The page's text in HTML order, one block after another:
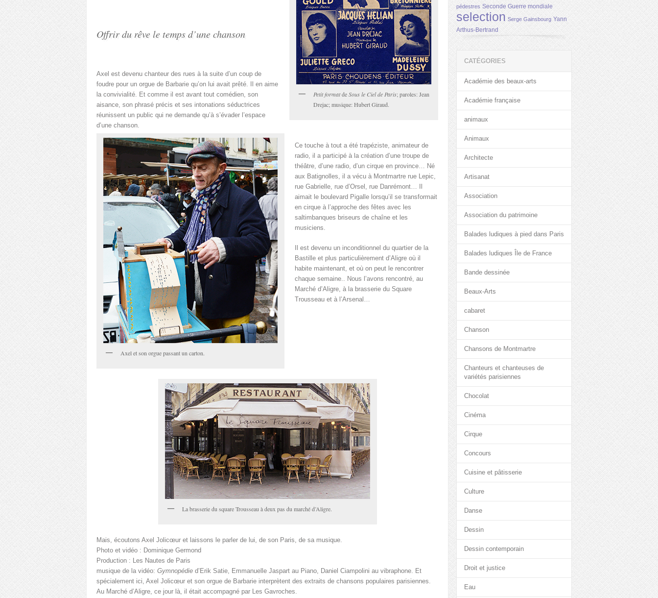
Petit formatdeSous le Ciel de Paris; paroles: Jean
Drejac; musique: Hubert Giraud.
Offrir du rêve le temps d’une chanson
Axel et son orgue passant un carton.
Axel est devenu chanteur des rues à la suite d’un coup de
foudre pour un orgue de Barbarie qu’on lui avait prêté. Il en aime
la convivialité. Et comme il est avant tout comédien, son
aisance, son phrasé précis et ses intonations séductrices
réunissent un public qui ne demande qu’à s’évader l’espace
d’une chanson.
Ce touche à tout a été trapéziste, animateur de
radio, il a participé à la création d’une troupe de
théâtre, d’une radio, d’un cirque en province… Né
aux Batignolles, il a vécu à Montmartre rue Lepic,
rue Gabrielle, rue d’Orsel, rue Danrémont… Il
aimait le boulevard Pigalle lorsqu’il se transformait
en cirque à l’approche des fêtes avec les
saltimbanques briseurs de chaîne et les
musiciens.
Il est devenu un inconditionnel du quartier de la
Bastille et plus particulièrement d’Aligre où il
habite maintenant, et où on peut le rencontrer
chaque semaine.. Nous l’avons rencontré, au
Marché d’Aligre, à la brasserie du Square
Trousseau et à l’Arsenal…
La brasserie du square Trousseau à deux pas du marché d’Aligre.
Mais, écoutons Axel Jolicœur et laissons le parler de lui, de son Paris, de sa musique.
Photo et vidéo : Dominique Germond
Production : Les Nautes de Paris
musique de la vidéo: Gymnopédie d’Erik Satie, Emmanuelle Jaspart au Piano, Daniel Ciampolini au vibraphone. Et
spécialement ici, Axel Jolicœur et son orgue de Barbarie interprètent des extraits de chansons populaires parisiennes.
Au Marché d’Aligre, ce jour là, il était accompagné par Les Gavroches.
pédestres Seconde Guerre mondiale
selection Serge Gainsbourg Yann
Arthus-Bertrand
CATÉGORIES
Académie des beaux-arts
Académie française
animaux
Animaux
Architecte
Artisanat
Association
Association du patrimoine
Balades ludiques à pied dans Paris
Balades ludiques Île de France
Bande dessinée
Beaux-Arts
cabaret
Chanson
Chansons de Montmartre
Chanteurs et chanteuses de
variétés parisiennes
Chocolat
Cinéma
Cirque
Concours
Cuisine et pâtisserie
Culture
Danse
Dessin
Dessin contemporain
Droit et justice
Eau